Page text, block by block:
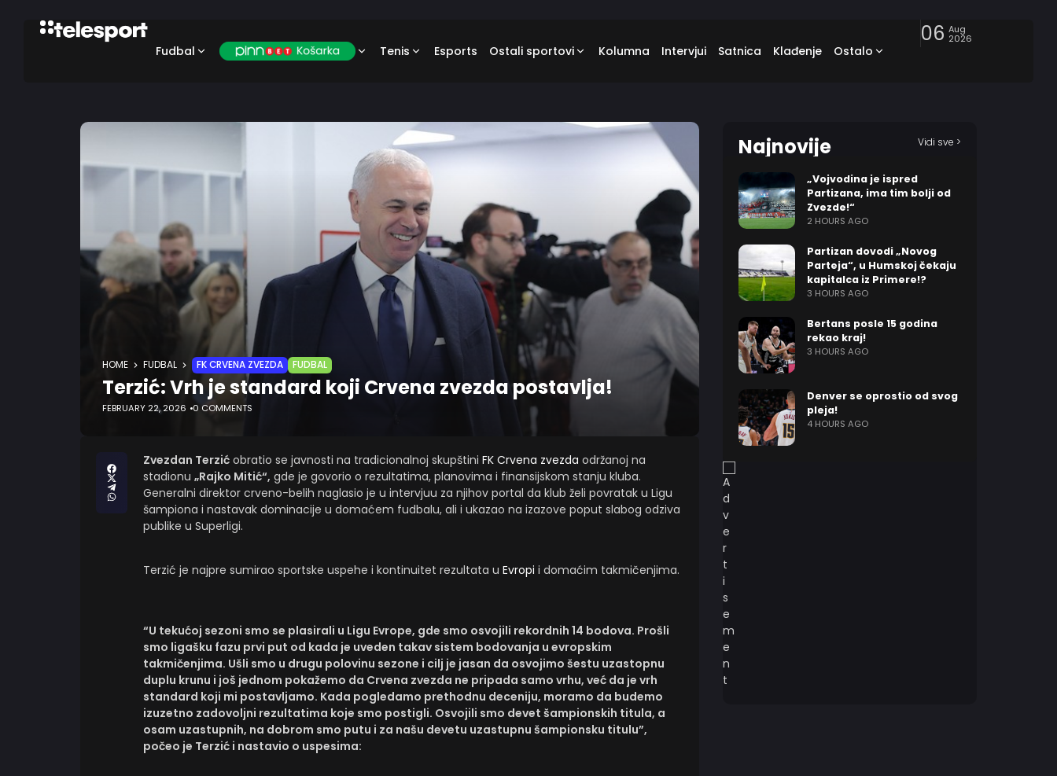
Fudbal Tenis Esports Ostali sportovi Kolumna Intervjui Satnica Klađenje Ostalo
06 Aug
2026
HOME FUDBAL FK CRVENA ZVEZDA FUDBAL
Terzić: Vrh je standard koji Crvena zvezda postavlja!
FEBRUARY 22, 2026 0 COMMENTS
Zvezdan Terzić obratio se javnosti na tradicionalnoj skupštini FK Crvena zvezda održanoj na
stadionu „Rajko Mitić“, gde je govorio o rezultatima, planovima i finansijskom stanju kluba.
Generalni direktor crveno-belih naglasio je u intervjuu za njihov portal da klub želi povratak u Ligu
šampiona i nastavak dominacije u domaćem fudbalu, ali i ukazao na izazove poput slabog odziva
publike u Superligi.
Terzić je najpre sumirao sportske uspehe i kontinuitet rezultata u Evropi i domaćim takmičenjima.
“U tekućoj sezoni smo se plasirali u Ligu Evrope, gde smo osvojili rekordnih 14 bodova. Prošli
smo ligašku fazu prvi put od kada je uveden takav sistem bodovanja u evropskim
takmičenjima. Ušli smo u drugu polovinu sezone i cilj je jasan da osvojimo šestu uzastopnu
duplu krunu i još jednom pokažemo da Crvena zvezda ne pripada samo vrhu, već da je vrh
standard koji mi postavljamo. Kada pogledamo prethodnu deceniju, moramo da budemo
izuzetno zadovoljni rezultatima koje smo postigli. Osvojili smo devet šampionskih titula, a
osam uzastupnih, na dobrom smo putu i za našu devetu uzastupnu šampionsku titulu”,
počeo je Terzić i nastavio o uspesima:
Najnovije Vidi sve >
„Vojvodina je ispred
Partizana, ima tim bolji od
Zvezde!“
2 HOURS AGO
Partizan dovodi „Novog
Parteja“, u Humskoj čekaju
kapitalca iz Primere!?
3 HOURS AGO
Bertans posle 15 godina
rekao kraj!
3 HOURS AGO
Denver se oprostio od svog
pleja!
4 HOURS AGO